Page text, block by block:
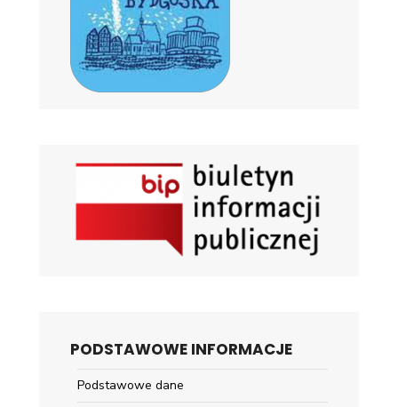
PODSTAWOWE INFORMACJE
Podstawowe dane